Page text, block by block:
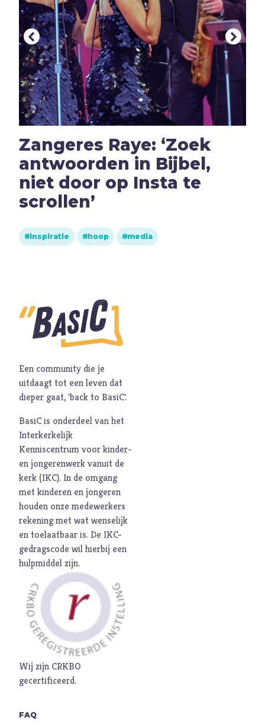
Israël
J
Jezus
Jodendom
K
Kerk
Kerst
Keuzes
Klimaat
Kwetsbaarheid
L
Levensstijl
Liefde
M
Maatschappij
Moed
Pinksteren
Politiek
R
Racisme
Relatie
S
Schepping
Schoonheid
Seks
Sport
Stilte
T
Toekomst
Trouw
Twijfel
Verbond
Verdriet
Vergeving
Verlangen
Verleiding
Verslaving
Zangeres Raye: ‘Zoek
antwoorden in Bijbel,
niet door op Insta te
scrollen’
inspiratie hoop media
Een community die je
uitdaagt tot een leven dat
dieper gaat, 'back to BasiC'.
BasiC is onderdeel van het
Interkerkelijk
Kenniscentrum voor kinder-
en jongerenwerk vanuit de
kerk (IKC). In de omgang
met kinderen en jongeren
houden onze medewerkers
rekening met wat wenselijk
en toelaatbaar is. De IKC-
gedragscode wil hierbij een
hulpmiddel zijn.
Wij zijn CRKBO
gecertificeerd.
FAQ